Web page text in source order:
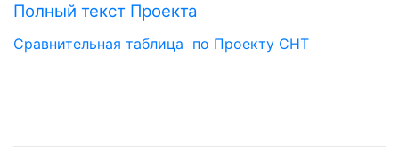
Полный текст Проекта
Сравнительная таблица по Проекту СНТ